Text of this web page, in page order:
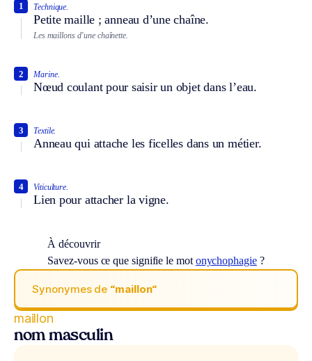
Technique.
Petite maille ; anneau d’une chaîne.
1
Les maillons d’une chaînette.
Marine.
Nœud coulant pour saisir un objet dans l’eau.
2
Textile.
Anneau qui attache les ficelles dans un métier.
3
Viticulture.
Lien pour attacher la vigne.
4
À découvrir
Savez-vous ce que signifie le mot onychophagie?
Synonymes de “maillon“
maillon
nom masculin